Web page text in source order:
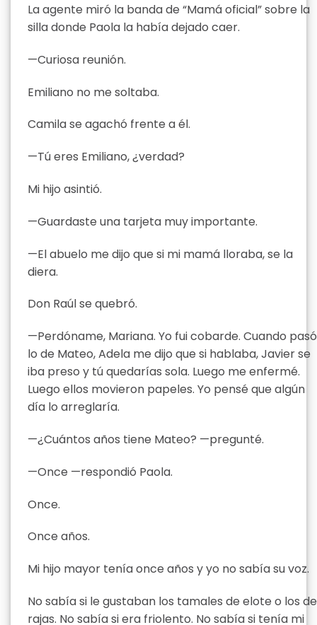
La agente miró la banda de “Mamá oficial” sobre la
silla donde Paola la había dejado caer.
—Curiosa reunión.
Emiliano no me soltaba.
Camila se agachó frente a él.
—Tú eres Emiliano, ¿verdad?
Mi hijo asintió.
—Guardaste una tarjeta muy importante.
—El abuelo me dijo que si mi mamá lloraba, se la
diera.
Don Raúl se quebró.
—Perdóname, Mariana. Yo fui cobarde. Cuando pasó
lo de Mateo, Adela me dijo que si hablaba, Javier se
iba preso y tú quedarías sola. Luego me enfermé.
Luego ellos movieron papeles. Yo pensé que algún
día lo arreglaría.
—¿Cuántos años tiene Mateo? —pregunté.
—Once —respondió Paola.
Once.
Once años.
Mi hijo mayor tenía once años y yo no sabía su voz.
No sabía si le gustaban los tamales de elote o los de
rajas. No sabía si era friolento. No sabía si tenía mi